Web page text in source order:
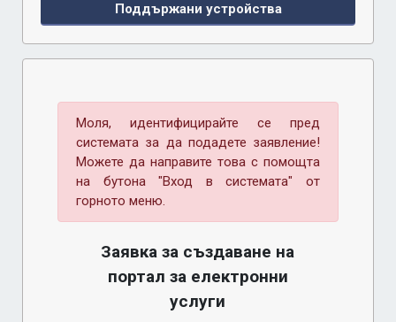
Поддържани устройства
Моля, идентифицирайте се пред
системата за да подадете заявление!
Можете да направите това с помощта
на бутона "Вход в системата" от
горното меню.
Заявка за създаване на
портал за електронни
услуги